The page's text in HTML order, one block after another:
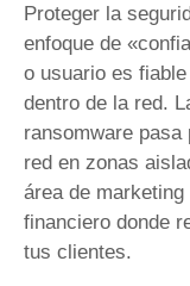
Proteger la
enfoque de
o usuario es
dentro de la red.
ransomware
red en zonas
área de
financiero donde
tus clientes.